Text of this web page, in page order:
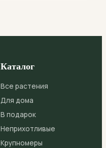
Каталог
Все растения
Для дома
В подарок
Неприхотливые
Крупномеры